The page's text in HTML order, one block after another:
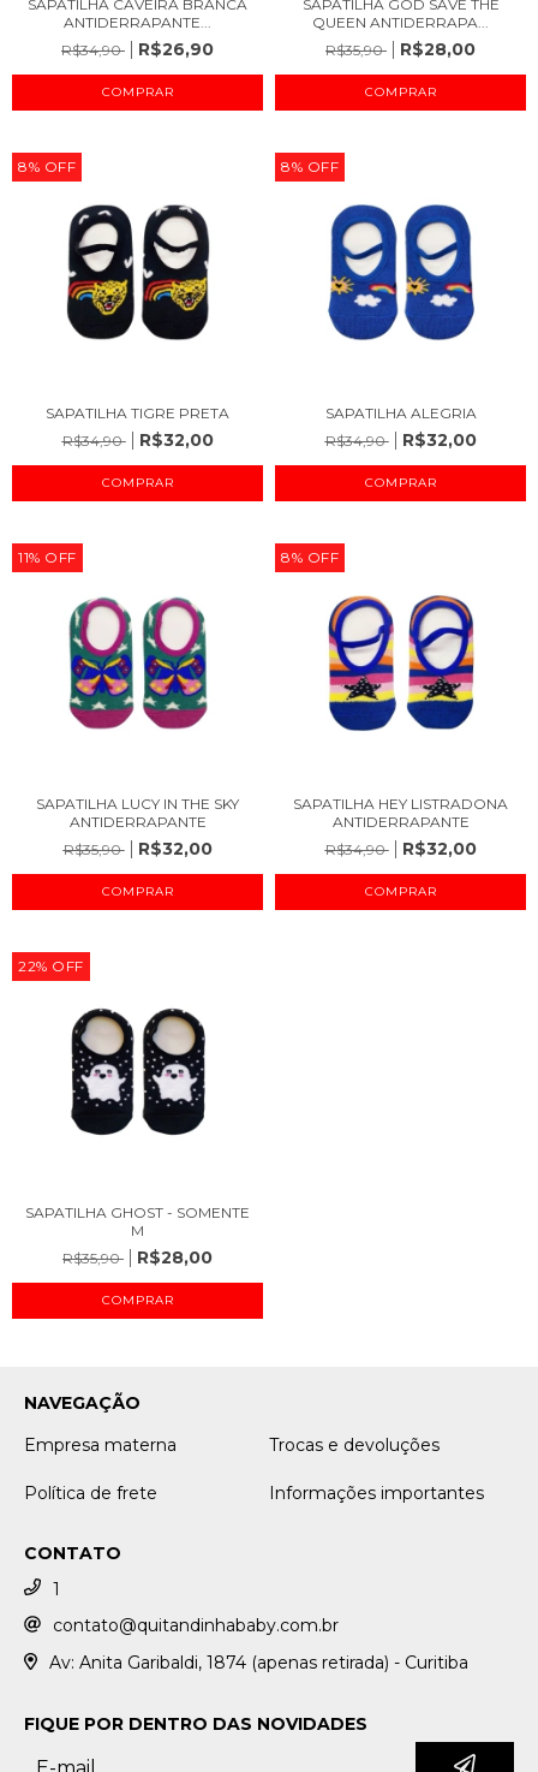
SAPATILHA CAVEIRA BRANCA
ANTIDERRAPANTE...
R$34,90
R$26,90
COMPRAR
SAPATILHA GOD SAVE THE
QUEEN ANTIDERRAPA...
R$35,90
R$28,00
COMPRAR
8% OFF
SAPATILHA TIGRE PRETA
R$34,90
R$32,00
COMPRAR
8% OFF
SAPATILHA ALEGRIA
R$34,90
R$32,00
COMPRAR
11% OFF
SAPATILHA LUCY IN THE SKY
ANTIDERRAPANTE
R$35,90
R$32,00
COMPRAR
8% OFF
SAPATILHA HEY LISTRADONA
ANTIDERRAPANTE
R$34,90
R$32,00
COMPRAR
22% OFF
SAPATILHA GHOST - SOMENTE
M
R$35,90
R$28,00
COMPRAR
NAVEGAÇÃO
Empresa materna
Trocas e devoluções
Política de frete Informações importantes
CONTATO
1
contato@quitandinhababy.com.br
Av: Anita Garibaldi, 1874 (apenas retirada) - Curitiba
FIQUE POR DENTRO DAS NOVIDADES